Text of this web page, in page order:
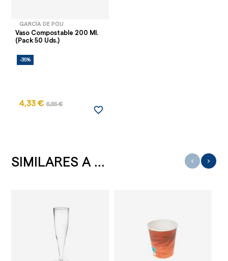
GARCÍA DE POU
Vaso Compostable 200 Ml.
(Pack 50 Uds.)
-35%
4,33 € 6,66 €
favorite_border
SIMILARES A ... ‹ ›